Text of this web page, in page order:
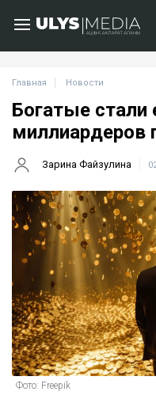
Главная Новости
Богатые стали
миллиардеров
Зарина Файзулина
Фото: Freepik